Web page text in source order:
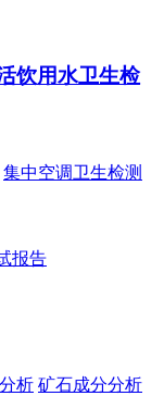
饮用水卫生检
集中空调卫生检测
报告
析 矿石成分分析